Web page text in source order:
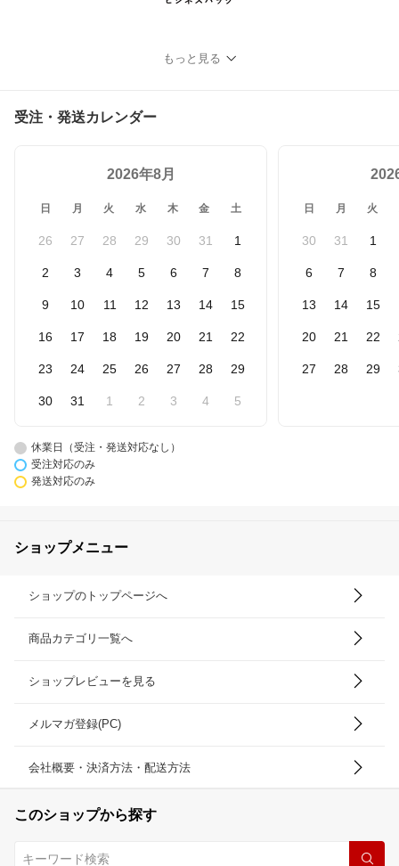
もっと見る
受注・発送カレンダー
2026年8月
日 月 火 水 木 金 土
26 27 28 29 30 31 1
2 3 4 5 6 7 8
9 10 11 12 13 14 15
16 17 18 19 20 21 22
23 24 25 26 27 28 29
30 31 1 2 3 4 5
日 月 火
30 31 1
6 7 8
13 14 15
20 21 22
27 28 29
休業日（受注・発送対応なし）
受注対応のみ
発送対応のみ
ショップメニュー
ショップのトップページへ
商品カテゴリ一覧へ
ショップレビューを見る
メルマガ登録(PC)
会社概要・決済方法・配送方法
このショップから探す